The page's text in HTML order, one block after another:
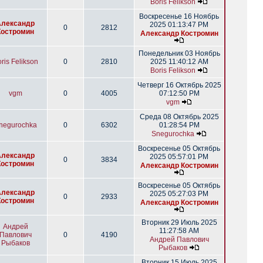
Boris Felikson
0 2812
Воскресенье 16 Ноябрь
2025 01:13:47 PM
Александр Костромин
Felikson 0 2810
Понедельник 03 Ноябрь
2025 11:40:12 AM
Boris Felikson
vgm 0 4005
Четверг 16 Октябрь 2025
07:12:50 PM
vgm
0 6302
Среда 08 Октябрь 2025
01:28:54 PM
Snegurochka
0 3834
Воскресенье 05 Октябрь
2025 05:57:01 PM
Александр Костромин
0 2933
Воскресенье 05 Октябрь
2025 05:27:03 PM
Александр Костромин
Андрей
Павлович
Рыбаков
0 4190
Вторник 29 Июль 2025
11:27:58 AM
Андрей Павлович
Рыбаков